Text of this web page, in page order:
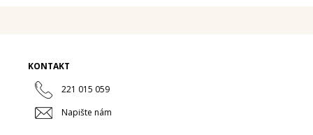
KONTAKT
221 015 059
Napište nám